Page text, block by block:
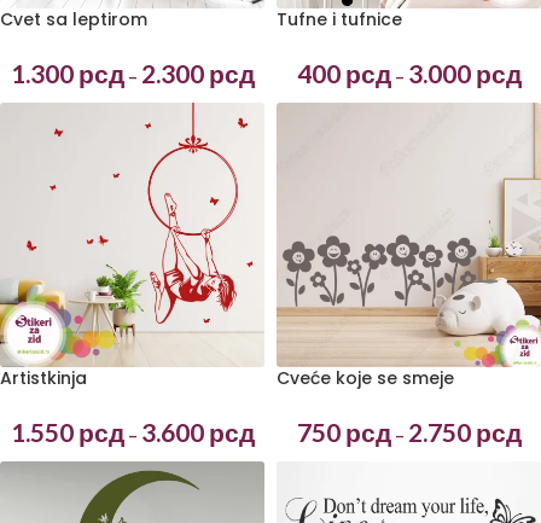
Cvet sa leptirom
1.300 рсд – 2.300 рсд
Tufne i tufnice
400 рсд – 3.000 рсд
Artistkinja
1.550 рсд – 3.600 рсд
Cveće koje se smeje
750 рсд – 2.750 рсд